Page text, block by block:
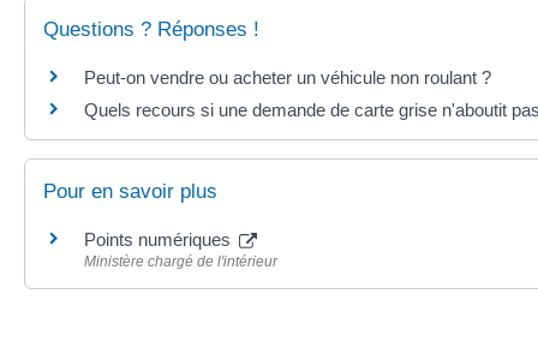
Questions ? Réponses !
Peut-on vendre ou acheter un véhicule non roulant ?
Quels recours si une demande de carte grise n'aboutit
Pour en savoir plus
Points numériques
Ministère chargé de l'intérieur